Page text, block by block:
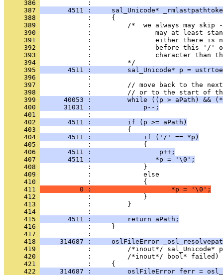
     386
     387
4511 :     sal_Unicode*
     388
     389
     390
     391
     392
     393
     394
     395
4511 :         sal_Unicode* p =
     396
     397
     398
     399
40053 :         while ((p > aPath) &&
     400
      31031 :             p--;
     401
     402
       4511 :         if (p >= aPath)
     403
     404
       4511 :             if ('/' == *p)
     405
     406
       4511 :                 p++;
     407
       4511 :                *p = '\0';
     408
     409
     410
     411
          0 :                    *p = '\0';
     412
     413
     414
     415
       4511 :         return aPath;
     416
            :     }
     417
     418
314687 :     oslFileError
     419
     420
     421
     422
314687 :         oslFileError ferr =